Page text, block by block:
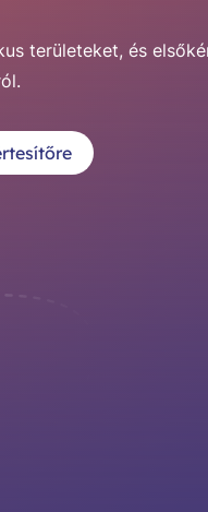
területeket, és